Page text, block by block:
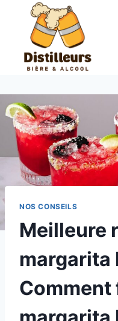
contenu
NOS CONSEILS
Meilleure
margarita
Comment